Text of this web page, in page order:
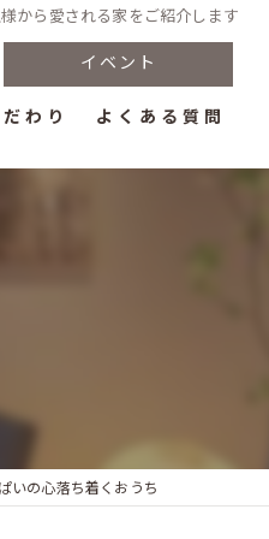
から愛される家をご紹介します
イベント
わり よくある質問
いの心落ち着くおうち